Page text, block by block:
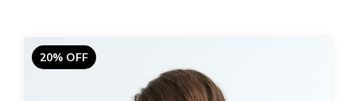
20% OFF